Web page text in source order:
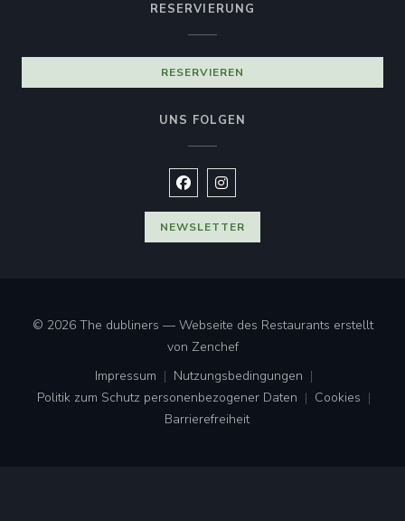
RESERVIERUNG
RESERVIEREN
UNS FOLGEN
Facebook ((öffnet ein neues
Instagram ((öffnet ein neues
NEWSLETTER
© 2026 The dubliners — Webseite des Restaurants erstellt
von Zenchef((öffnet ein neues Fenster))
Impressum
((öffnet ein neues Fenster))
Nutzungsbedingungen
((öffnet ein neues Fenster))
Politik zum Schutz personenbezogener Daten
((öffnet ein neues Fenster))
Cookies
((öffnet
Barrierefreiheit
((öffnet ein neues Fenster))